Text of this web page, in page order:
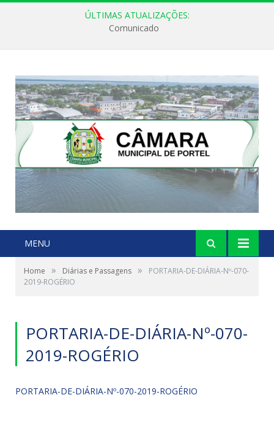
ÚLTIMAS ATUALIZAÇÕES:
Comunicado
MENU
Home » Diárias e Passagens »
PORTARIA-DE-DIÁRIA-Nº-070-
2019-ROGÉRIO
PORTARIA-DE-DIÁRIA-Nº-070-
2019-ROGÉRIO
PORTARIA-DE-DIÁRIA-Nº-070-2019-ROGÉRIO